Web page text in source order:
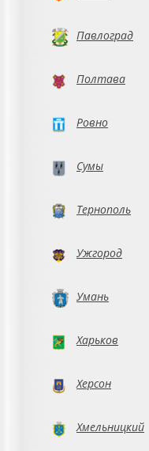
Павлоград
Полтава
Ровно
Сумы
Тернополь
Ужгород
Умань
Харьков
Херсон
Хмельницкий